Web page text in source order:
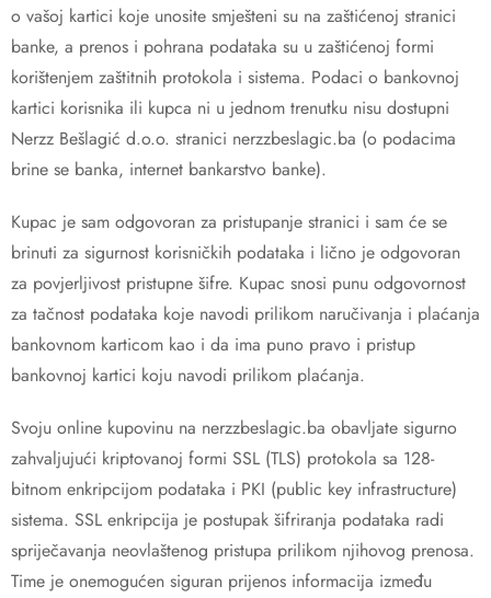
o vašoj kartici koje unosite smješteni su na zaštićenoj stranici
banke, a prenos i pohrana podataka su u zaštićenoj formi
korištenjem zaštitnih protokola i sistema. Podaci o bankovnoj
kartici korisnika ili kupca ni u jednom trenutku nisu dostupni
Nerzz Bešlagić d.o.o. stranici nerzzbeslagic.ba (o podacima
brine se banka, internet bankarstvo banke).
Kupac je sam odgovoran za pristupanje stranici i sam će se
brinuti za sigurnost korisničkih podataka i lično je odgovoran
za povjerljivost pristupne šifre. Kupac snosi punu odgovornost
za tačnost podataka koje navodi prilikom naručivanja i plaćanja
bankovnom karticom kao i da ima puno pravo i pristup
bankovnoj kartici koju navodi prilikom plaćanja.
Svoju online kupovinu na nerzzbeslagic.ba obavljate sigurno
zahvaljujući kriptovanoj formi SSL (TLS) protokola sa 128-
bitnom enkripcijom podataka i PKI (public key infrastructure)
sistema. SSL enkripcija je postupak šifriranja podataka radi
spriječavanja neovlaštenog pristupa prilikom njihovog prenosa.
Time je onemogućen siguran prijenos informacija između